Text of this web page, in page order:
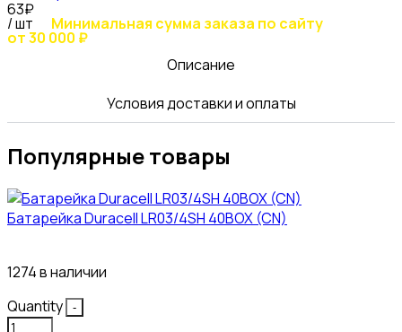
63₽
/ шт Минимальная сумма заказа по сайту
от 30 000 ₽
Описание
Условия доставки и оплаты
Популярные товары
Батарейка Duracell LR03/4SH 40BOX (CN)
1274 в наличии
Quantity
-